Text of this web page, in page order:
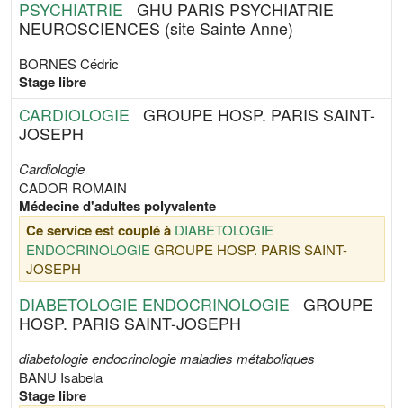
PSYCHIATRIE
GHU PARIS PSYCHIATRIE
NEUROSCIENCES (site Sainte Anne)
BORNES Cédric
Stage libre
CARDIOLOGIE
GROUPE HOSP. PARIS SAINT-
JOSEPH
Cardiologie
CADOR ROMAIN
Médecine d'adultes polyvalente
Ce service est couplé à DIABETOLOGIE
ENDOCRINOLOGIE GROUPE HOSP. PARIS SAINT-
JOSEPH
DIABETOLOGIE ENDOCRINOLOGIE
GROUPE
HOSP. PARIS SAINT-JOSEPH
diabetologie endocrinologie maladies métaboliques
BANU Isabela
Stage libre